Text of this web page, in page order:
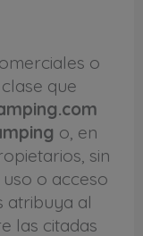
o
que
o, en
sin
o acceso
atribuya al
las citadas